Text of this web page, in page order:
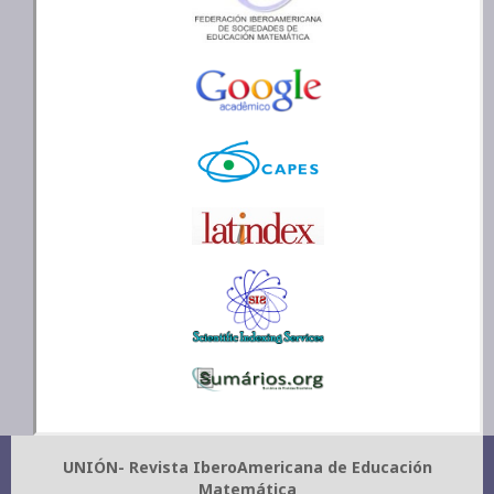
UNIÓN- Revista IberoAmericana de Educación
Matemática